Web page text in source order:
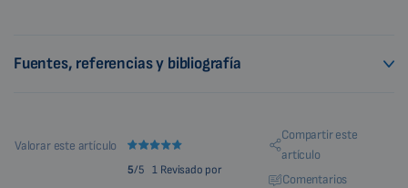
Fuentes, referencias y bibliografía
Valorar este artículo
5/5 1 Revisado por
Compartir este
artículo
Comentarios